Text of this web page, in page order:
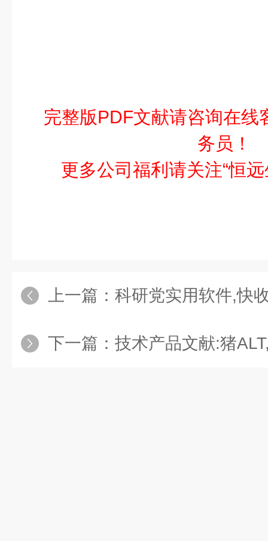
完整版PDF文献请咨询在线
务员！
更多公司福利请关注“恒
上一篇： 科研党实用软件,快
下一篇： 技术产品文献:猪